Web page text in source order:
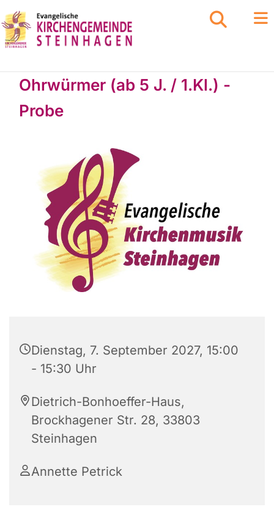
Ohrwürmer (ab 5 J. / 1.Kl.) -
Probe
Dienstag, 7. September 2027, 15:00
- 15:30 Uhr
Dietrich-Bonhoeffer-Haus,
Brockhagener Str. 28, 33803
Steinhagen
Annette Petrick